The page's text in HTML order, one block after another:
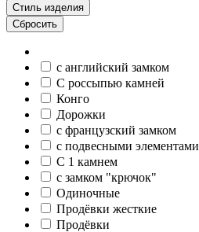
Стиль изделия
Сбросить
c английский замком
С россыпью камней
Конго
Дорожки
c французский замком
c подвесными элементами
С 1 камнем
c замком "крючок"
Одиночные
Продёвки жесткие
Продёвки